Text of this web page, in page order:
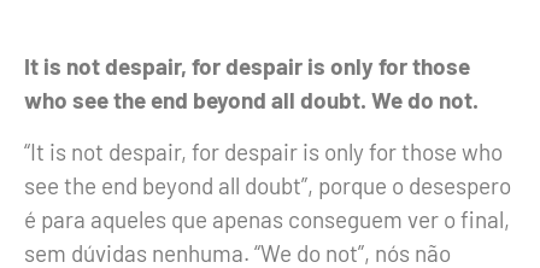
It is not despair, for despair is only for those
who see the end beyond all doubt. We do not.
“It is not despair, for despair is only for those who
see the end beyond all doubt”, porque o desespero
é para aqueles que apenas conseguem ver o final,
sem dúvidas nenhuma. “We do not”, nós não